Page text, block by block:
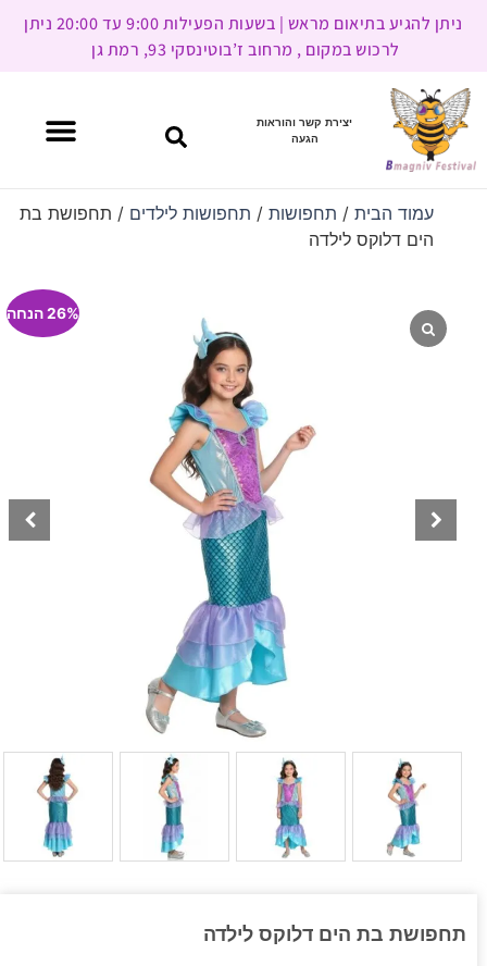
ניתן להגיע בתיאום מראש | בשעות הפעילות 9:00 עד 20:00 ניתן
לרכוש במקום , מרחוב ז’בוטינסקי 93, רמת גן
יצירת קשר והוראות
הגעה
עמוד הבית/ תחפושות/ תחפושות לילדים / תחפושת בת
הים דלוקס לילדה
26% הנחה
תחפושת בת הים דלוקס לילדה